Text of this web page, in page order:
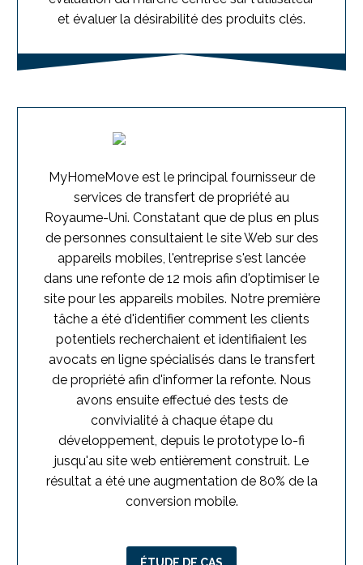
et évaluer la désirabilité des produits clés.
MyHomeMove est le principal fournisseur de
services de transfert de propriété au
Royaume-Uni. Constatant que de plus en plus
de personnes consultaient le site Web sur des
appareils mobiles, l'entreprise s'est lancée
dans une refonte de 12 mois afin d'optimiser le
site pour les appareils mobiles. Notre première
tâche a été d'identifier comment les clients
potentiels recherchaient et identifiaient les
avocats en ligne spécialisés dans le transfert
de propriété afin d'informer la refonte. Nous
avons ensuite effectué des tests de
convivialité à chaque étape du
développement, depuis le prototype lo-fi
jusqu'au site web entièrement construit. Le
résultat a été une augmentation de 80% de la
conversion mobile.
ÉTUDE DE CAS